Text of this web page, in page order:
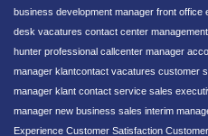
business development manager front
desk vacatures contact center
hunter professional callcenter manager
manager klantcontact vacatures customer
manager klant contact service sales
manager new business sales interim
Experience Customer Satisfaction